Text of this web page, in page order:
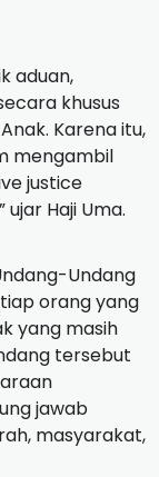
aduan,
khusus
Karena itu,
mengambil
justice
Haji Uma.
Undang
orang yang
yang masih
tersebut
jawab
masyarakat,